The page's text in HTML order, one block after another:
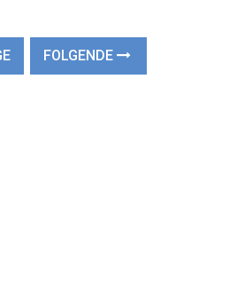
FOLGENDE